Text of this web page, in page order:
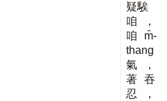
疑騃
咱
，
咱
m̄-
thang
氣
，
著 吞
忍
，